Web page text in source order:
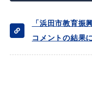
「浜田市教育振
コメントの結果